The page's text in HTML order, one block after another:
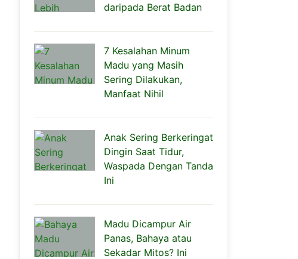
daripada Berat Badan
7 Kesalahan Minum
Madu yang Masih
Sering Dilakukan,
Manfaat Nihil
Anak Sering Berkeringat
Dingin Saat Tidur,
Waspada Dengan Tanda
Ini
Madu Dicampur Air
Panas, Bahaya atau
Sekadar Mitos? Ini